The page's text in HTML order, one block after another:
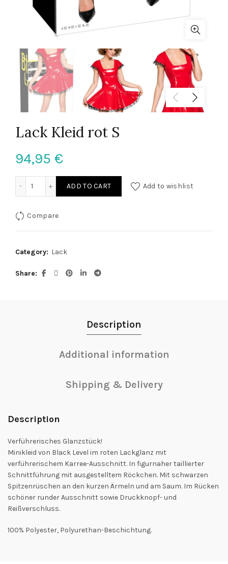
Lack Kleid rot S
94,95 €
ADD TO CART Add to wishlist
Compare
Category: Lack
Share
Description
Additional information
Shipping & Delivery
Description
Verführerisches Glanzstück!
Minikleid von Black Level im roten Lackglanz mit
verführerischem Karree-Ausschnitt. In figurnaher taillierter
Schnittführung mit ausgestelltem Röckchen. Mit schwarzen
Spitzenrüschen an den kurzen Ärmeln und am Saum. Im Rücken
schöner runder Ausschnitt sowie Druckknopf- und
Reißverschluss.
100% Polyester, Polyurethan-Beschichtung.